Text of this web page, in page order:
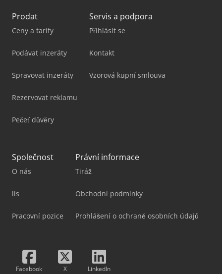
Prodat
Ceny a tarify
Podávat inzeráty
Spravovat inzeráty
Rezervovat reklamu
Pečeť důvěry
Servis a podpora
Přihlásit se
Kontakt
Vzorová kupní smlouva
Společnost
O nás
lis
Pracovní pozice
Právní informace
Tiráž
Obchodní podmínky
Prohlášení o ochraně osobních údajů
Facebook X LinkedIn